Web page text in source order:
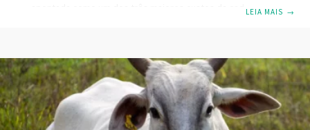
apontada como um dos três maiores custos da cadeia
melhores ferramentas e estrutura de trabalho para o time
de campo da fazenda de bovinocultura de corte. Além de
LEIA MAIS →